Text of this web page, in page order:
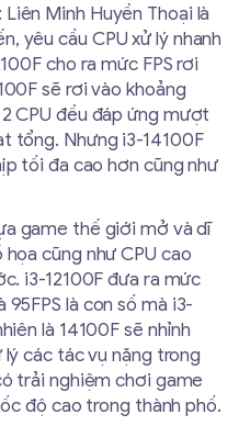
: Liên Minh Huyền Thoại là
yêu cầu CPU xử lý nhanh
cho ra mức FPS rơi
sẽ rơi vào khoảng
CPU đều đáp ứng mượt
tổng. Nhưng i3-14100F
tối đa cao hơn cũng như
game thế giới mở và dĩ
cũng như CPU cao
i3-12100F đưa ra mức
95FPS là con số mà i3-
là 14100F sẽ nhỉnh
các tác vụ nặng trong
trải nghiệm chơi game
độ cao trong thành phố.